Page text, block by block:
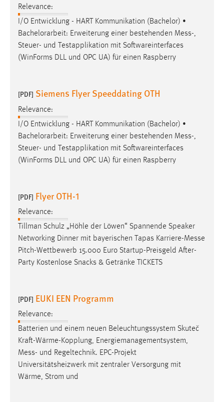
Relevance:
I/O Entwicklung - HART Kommunikation (Bachelor) •
Bachelorarbeit: Erweiterung einer bestehenden Mess-,
Steuer- und Testapplikation mit Softwareinterfaces
(WinForms DLL und OPC UA) für einen Raspberry
[PDF] Siemens Flyer Speeddating OTH
Relevance:
I/O Entwicklung - HART Kommunikation (Bachelor) •
Bachelorarbeit: Erweiterung einer bestehenden Mess-,
Steuer- und Testapplikation mit Softwareinterfaces
(WinForms DLL und OPC UA) für einen Raspberry
[PDF] Flyer OTH-1
Relevance:
Tillman Schulz „Höhle der Löwen“ Spannende Speaker
Networking Dinner mit bayerischen Tapas Karriere-Messe
Pitch-Wettbewerb 15.000 Euro Startup-Preisgeld After-
Party Kostenlose Snacks & Getränke TICKETS
[PDF] EUKI EEN Programm
Relevance:
Batterien und einem neuen Beleuchtungssystem Skuteč
Kraft-Wärme-Kopplung, Energiemanagementsystem,
Mess- und Regeltechnik. EPC-Projekt
Universitätsheizwerk mit zentraler Versorgung mit
Wärme, Strom und